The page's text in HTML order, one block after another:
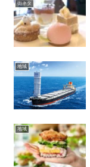
街ネタ
地域
地域